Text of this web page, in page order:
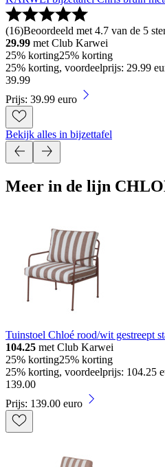
(16)Beoordeeld met 4.7 van de 5
29.99 met Club Karwei
25% korting25% korting
25% korting, voordeelprijs: 29.99
39.99
Prijs: 39.99 euro
Bekijk alles in bijzettafel
Meer in de lijn
Tuinstoel Chloé rood/wit gestreept
104.25 met Club Karwei
25% korting25% korting
25% korting, voordeelprijs: 104.25
139.00
Prijs: 139.00 euro